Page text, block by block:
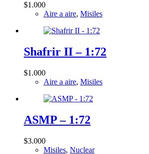
$1.000
Aire a aire, Misiles
Shafrir II – 1:72
$1.000
Aire a aire, Misiles
ASMP – 1:72
$3.000
Misiles, Nuclear